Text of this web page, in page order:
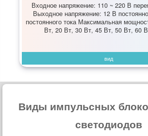
Входное напряжение: 110 ~ 220 В
Выходное напряжение: 12 В
постоянного тока Максимальная
Вт, 20 Вт, 30 Вт, 45 Вт, 50 Вт, 60
вид
Виды импульсных
светодиодов